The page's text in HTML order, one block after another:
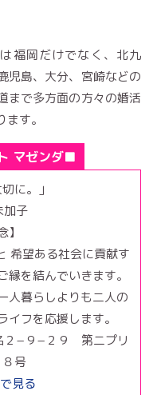
福岡だけでなく、北九
児島、大分、宮崎などの
まで多方面の方々の婚活
す。
マゼンダ■
に。」
加子
希望ある社会に貢献す
を結んでいきます。
人暮らしよりも二人の
フを応援します。
−９−２９ 第二プリ
号
見る